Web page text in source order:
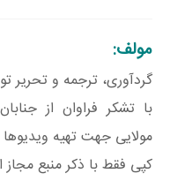
مولف:
گردآوری، ترجمه و تحریر
با تشکر فراوان از
مولایی جهت تهیه ویدیوها
کپی فقط با ذکر منبع